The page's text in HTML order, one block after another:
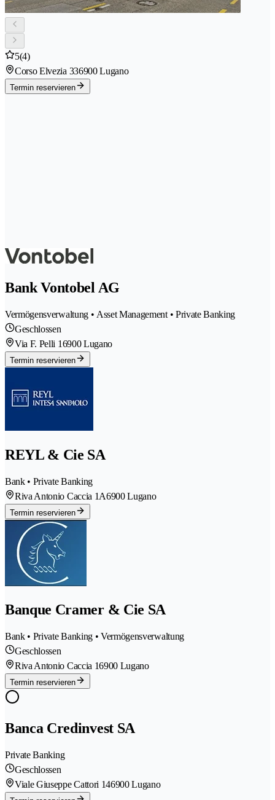
5(4)
Corso Elvezia 336900 Lugano
Termin reservieren
Bank Vontobel AG
Vermögensverwaltung • Asset Management • Private Banking
Geschlossen
Via F. Pelli 16900 Lugano
Termin reservieren
REYL & Cie SA
Bank • Private Banking
Riva Antonio Caccia 1A6900 Lugano
Termin reservieren
Banque Cramer & Cie SA
Bank • Private Banking • Vermögensverwaltung
Geschlossen
Riva Antonio Caccia 16900 Lugano
Termin reservieren
Banca Credinvest SA
Private Banking
Geschlossen
Viale Giuseppe Cattori 146900 Lugano